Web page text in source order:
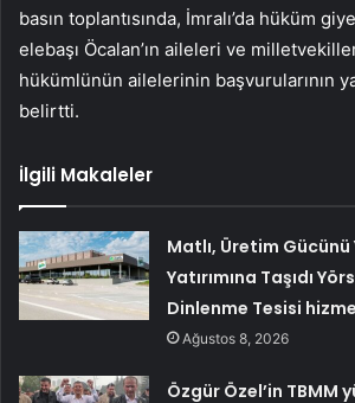
basın toplantısında, İmralı’da hüküm
elebaşı Öcalan’ın aileleri ve
hükümlünün ailelerinin başvurularının
belirtti.
İlgili Makaleler
Matlı, Üretim Gücünü
Yatırımına Taşıdı
Dinlenme Tesisi
Ağustos 8, 2026
Özgür Özel’in TBMM